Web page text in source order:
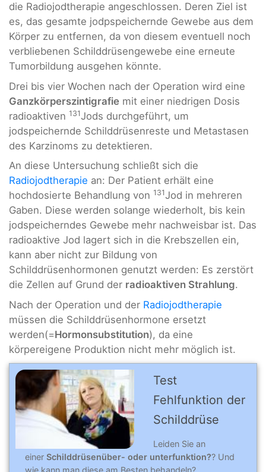
die Radiojodtherapie angeschlossen. Deren Ziel ist
es, das gesamte jodpspeichernde Gewebe aus dem
Körper zu entfernen, da von diesem eventuell noch
verbliebenen Schilddrüsengewebe eine erneute
Tumorbildung ausgehen könnte.
Drei bis vier Wochen nach der Operation wird eine
Ganzkörperszintigrafie mit einer niedrigen Dosis
radioaktiven 131Jods durchgeführt, um
jodspeichernde Schilddrüsenreste und Metastasen
des Karzinoms zu detektieren.
An diese Untersuchung schließt sich die
Radiojodtherapie an: Der Patient erhält eine
hochdosierte Behandlung von 131Jod in mehreren
Gaben. Diese werden solange wiederholt, bis kein
jodspeicherndes Gewebe mehr nachweisbar ist. Das
radioaktive Jod lagert sich in die Krebszellen ein,
kann aber nicht zur Bildung von
Schilddrüsenhormonen genutzt werden: Es zerstört
die Zellen auf Grund der radioaktiven Strahlung.
Nach der Operation und der Radiojodtherapie
müssen die Schilddrüsenhormone ersetzt
werden(=Hormonsubstitution), da eine
körpereigene Produktion nicht mehr möglich ist.
Test
Fehlfunktion der
Schilddrüse
Leiden Sie an
einer Schilddrüsenüber- oder unterfunktion?? Und
wie kann man diese am Besten behandeln?